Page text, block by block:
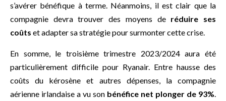
s’avérer bénéfique à terme. Néanmoins, il est clair que la
compagnie devra trouver des moyens de réduire ses
coûts et adapter sa stratégie pour surmonter cette crise.
En somme, le troisième trimestre 2023/2024 aura été
particulièrement difficile pour Ryanair. Entre hausse des
coûts du kérosène et autres dépenses, la compagnie
aérienne irlandaise a vu son bénéfice net plonger de 93%